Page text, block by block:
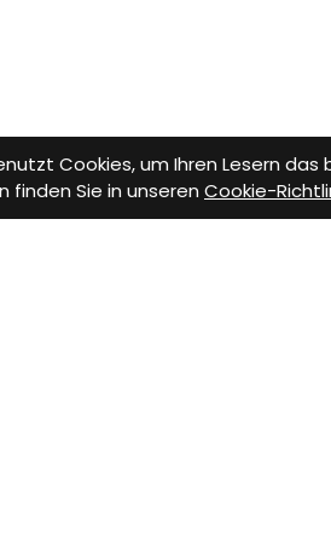
Cookies, um Ihren Lesern
Sie in unseren Cookie-